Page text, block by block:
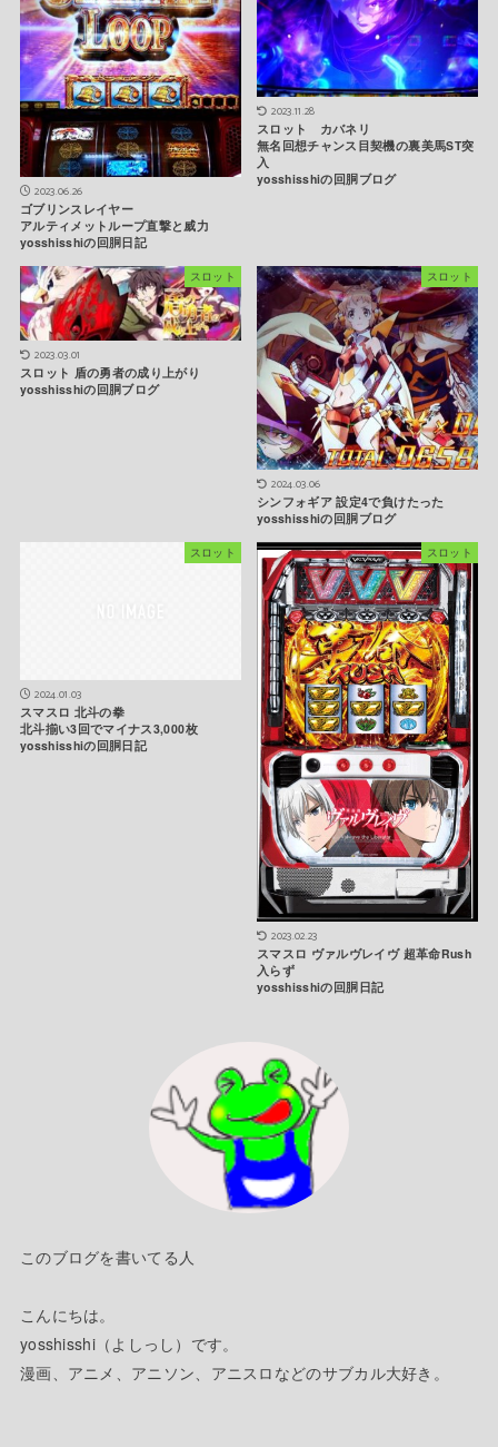
2023.06.26
ゴブリンスレイヤー
アルティメットループ直撃と威力
yosshisshiの回胴日記
2023.11.28
スロット カバネリ
無名回想チャンス目契機の裏美馬ST突
入
yosshisshiの回胴ブログ
スロット
2023.03.01
スロット 盾の勇者の成り上がり
yosshisshiの回胴ブログ
スロット
2024.03.06
シンフォギア 設定4で負けたった
yosshisshiの回胴ブログ
スロット
2024.01.03
スマスロ 北斗の拳
北斗揃い3回でマイナス3,000枚
yosshisshiの回胴日記
スロット
2023.02.23
スマスロ ヴァルヴレイヴ 超革命Rush
入らず
yosshisshiの回胴日記
このブログを書いてる人
こんにちは。
yosshisshi（よしっし）です。
漫画、アニメ、アニソン、アニスロなどのサブカル大好き。